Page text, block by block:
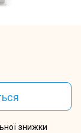
знижки